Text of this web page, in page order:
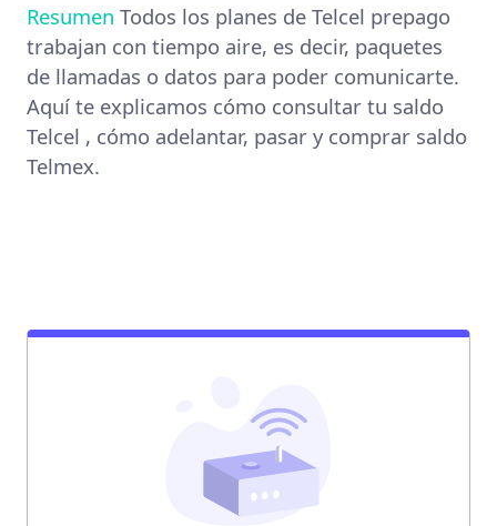
Resumen Todos los planes de Telcel prepago
trabajan con tiempo aire, es decir, paquetes
de llamadas o datos para poder comunicarte.
Aquí te explicamos cómo consultar tu saldo
Telcel , cómo adelantar, pasar y comprar saldo
Telmex.